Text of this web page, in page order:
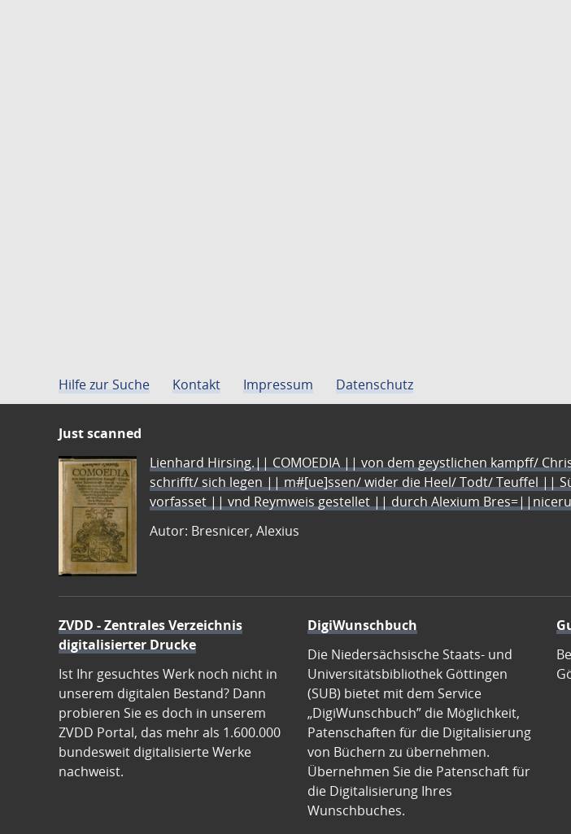
Hilfe zur Suche Kontakt Impressum Datenschutz
Just scanned
Lienhard Hirsing.|| COMOEDIA || von dem geystlichen kampff/
schrifft/ sich legen || m#[ue]ssen/ wider die Heel/ Todt/ Teuffel ||
vorfasset || vnd Reymweis gestellet || durch Alexium
Autor: Bresnicer, Alexius
ZVDD - Zentrales Verzeichnis
digitalisierter Drucke
Ist Ihr gesuchtes Werk noch nicht in
unserem digitalen Bestand? Dann
probieren Sie es doch in unserem
ZVDD Portal, das mehr als 1.600.000
bundesweit digitalisierte Werke
nachweist.
DigiWunschbuch
Die Niedersächsische Staats- und
Universitätsbibliothek Göttingen
(SUB) bietet mit dem Service
„DigiWunschbuch” die Möglichkeit,
Patenschaften für die Digitalisierung
von Büchern zu übernehmen.
Übernehmen Sie die Patenschaft für
die Digitalisierung Ihres
Wunschbuches.